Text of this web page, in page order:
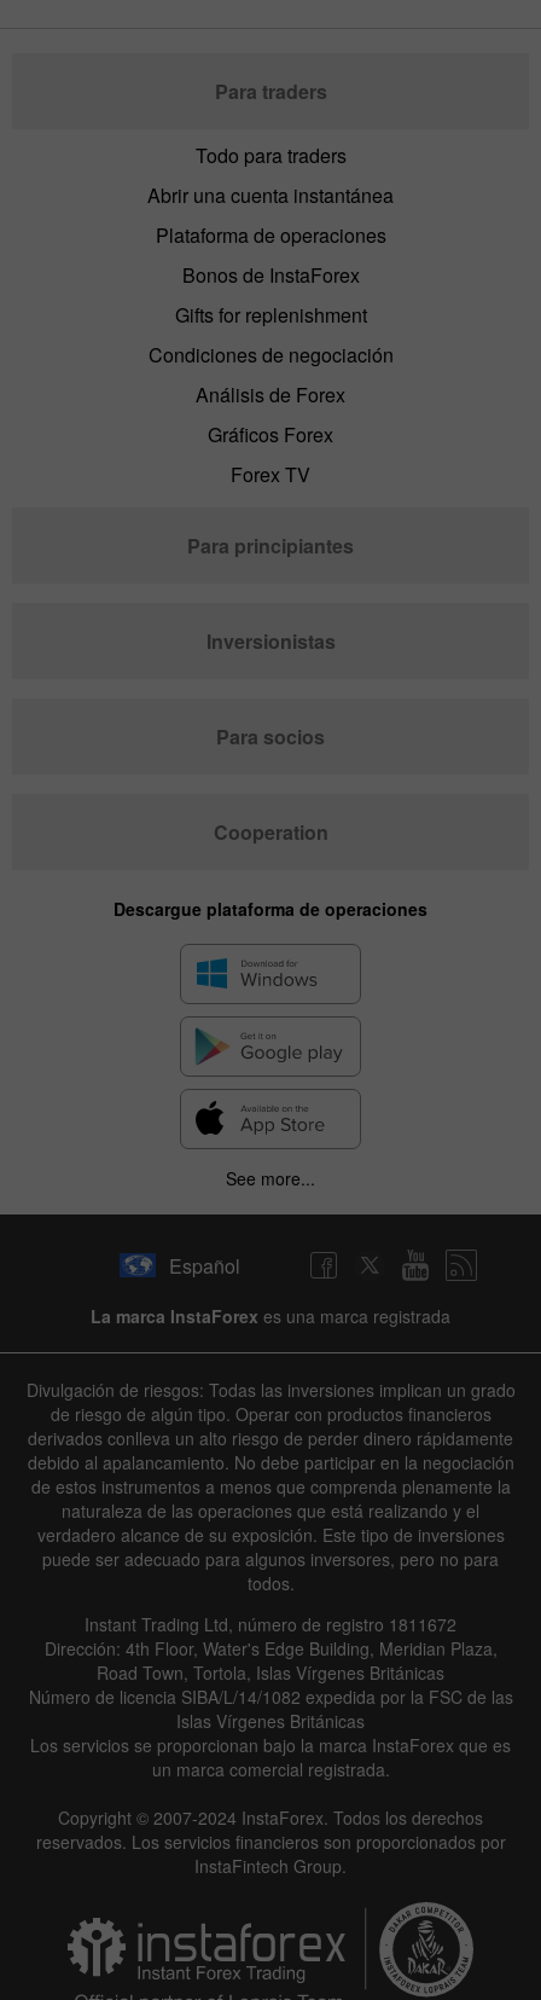
Para traders
Todo para traders
Abrir una cuenta instantánea
Plataforma de operaciones
Bonos de InstaForex
Gifts for replenishment
Condiciones de negociación
Análisis de Forex
Gráficos Forex
Forex TV
Para principiantes
Inversionistas
Para socios
Cooperation
Descargue plataforma de operaciones
See more...
Español
La marca InstaForex es una marca registrada
Divulgación de riesgos: Todas las inversiones implican un grado
de riesgo de algún tipo. Operar con productos financieros
derivados conlleva un alto riesgo de perder dinero rápidamente
debido al apalancamiento. No debe participar en la negociación
de estos instrumentos a menos que comprenda plenamente la
naturaleza de las operaciones que está realizando y el
verdadero alcance de su exposición. Este tipo de inversiones
puede ser adecuado para algunos inversores, pero no para
todos.
Instant Trading Ltd, número de registro 1811672
Dirección: 4th Floor, Water's Edge Building, Meridian Plaza,
Road Town, Tortola, Islas Vírgenes Británicas
Número de licencia SIBA/L/14/1082 expedida por la FSC de las
Islas Vírgenes Británicas
Los servicios se proporcionan bajo la marca InstaForex que es
un marca comercial registrada.
Copyright © 2007-2024 InstaForex. Todos los derechos
reservados. Los servicios financieros son proporcionados por
InstaFintech Group.